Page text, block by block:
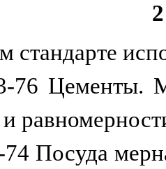
стандарте
Цементы.
Посуда